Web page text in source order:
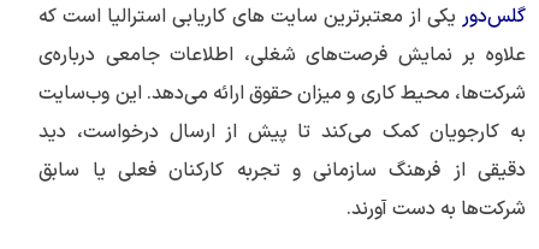
گلس‌دور یکی از معتبرترین سایت های کاریابی استرالیا است که
علاوه بر نمایش فرصت‌های شغلی، اطلاعات جامعی درباره‌ی
شرکت‌ها، محیط کاری و میزان حقوق ارائه می‌دهد. این وب‌سایت
به کارجویان کمک می‌کند تا پیش از ارسال درخواست، دید
دقیقی از فرهنگ سازمانی و تجربه کارکنان فعلی یا سابق
شرکت‌ها به دست آورند.